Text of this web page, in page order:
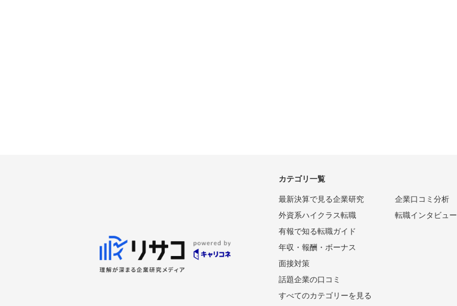
カテゴリ一覧
最新決算で見る企業研究
外資系ハイクラス転職
有報で知る転職ガイド
年収・報酬・ボーナス
面接対策
話題企業の口コミ
企業口コミ分析
転職インタビュー
すべてのカテゴリーを見る